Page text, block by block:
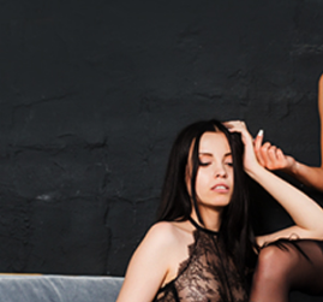
Saradnja, 35
Za devojke saradnja druzenje.Odlicna
zarada.Wacap.
Niš